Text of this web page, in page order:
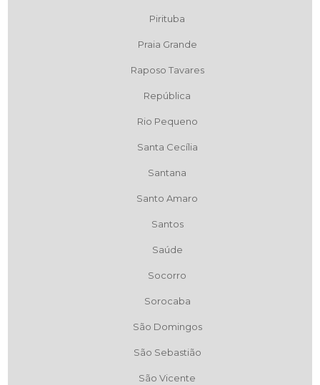
Pirituba
Praia Grande
Raposo Tavares
República
Rio Pequeno
Santa Cecília
Santana
Santo Amaro
Santos
Saúde
Socorro
Sorocaba
São Domingos
São Sebastião
São Vicente